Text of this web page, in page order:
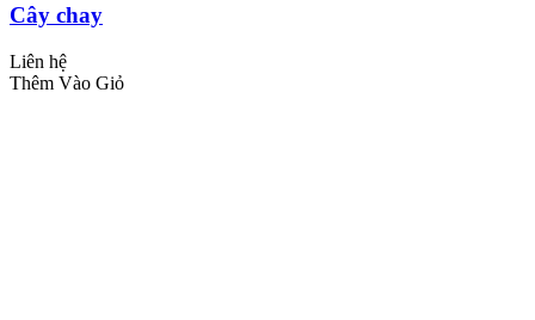
Cây chay
Liên hệ
Thêm Vào Giỏ